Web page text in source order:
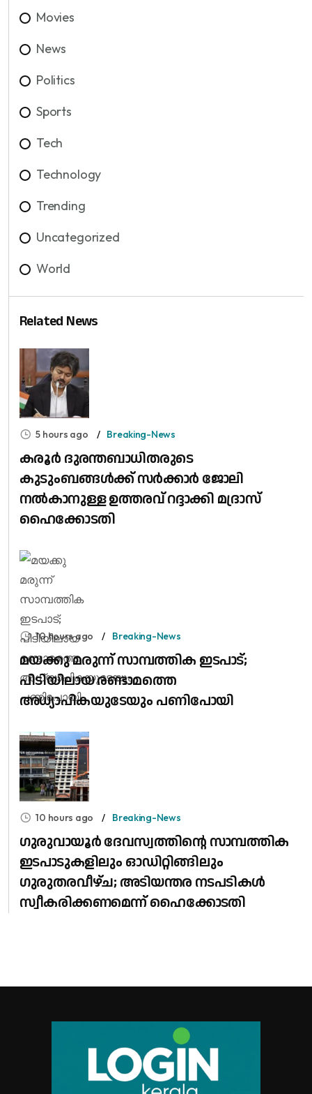
Movies
News
Politics
Sports
Tech
Technology
Trending
Uncategorized
World
Related News
5 hours ago Breaking-News
കരൂർ ദുരന്തബാധിതരുടെ
കുടുംബങ്ങൾക്ക് സർക്കാർ ജോലി
നൽകാനുള്ള ഉത്തരവ് റദ്ദാക്കി മദ്രാസ്
ഹൈക്കോടതി
10 hours ago Breaking-News
മയക്കു മരുന്ന് സാമ്പത്തിക ഇടപാട്;
പിടിയിലായ രണ്ടാമത്തെ
അധ്യാപികയുടേയും പണിപോയി
10 hours ago Breaking-News
ഗുരുവായൂർ ദേവസ്വത്തിന്റെ സാമ്പത്തിക
ഇടപാടുകളിലും ഓഡിറ്റിങ്ങിലും ​
ഗുരുതരവീഴ്ച; അടിയന്തര നടപടികൾ
സ്വീകരിക്കണമെന്ന് ഹൈക്കോടതി